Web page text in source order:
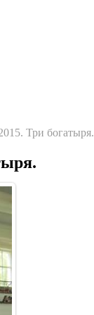
Три богатыря.